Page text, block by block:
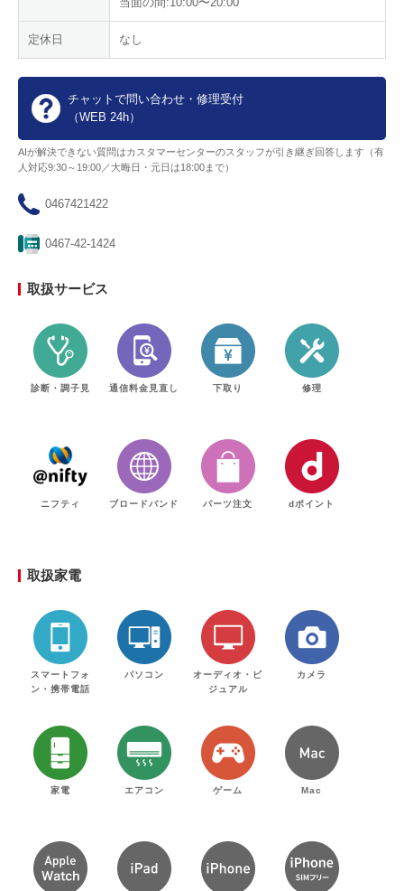
定休日 なし
チャットで問い合わせ・修理受付
（WEB 24h）
AIが解決できない質問はカスタマーセンターのスタッフが引き継ぎ回答します（有
人対応9:30～19:00／大晦日・元日は18:00まで）
0467421422
0467-42-1424
取扱サービス
診断・調子見 通信料金見直し 下取り 修理
ニフティ ブロードバンド パーツ注文 dポイント
取扱家電
スマートフォ
ン・携帯電話
パソコン
オーディオ・ビ
ジュアル
カメラ
家電 エアコン ゲーム Mac